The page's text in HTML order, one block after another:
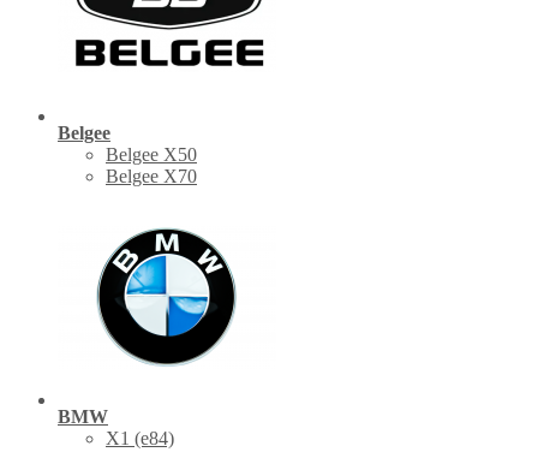
Belgee
Belgee X50
Belgee X70
BMW
X1 (е84)